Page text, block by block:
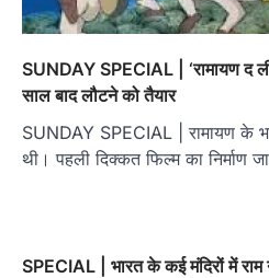
SUNDAY SPECIAL | ‘रामायण द
साल बाद लौटने को तैयार
SUNDAY SPECIAL | रामायण के
थी। पहली दिक्कत फिल्म का निर्माण
SPECIAL | भारत के कई मंदिरों में राम